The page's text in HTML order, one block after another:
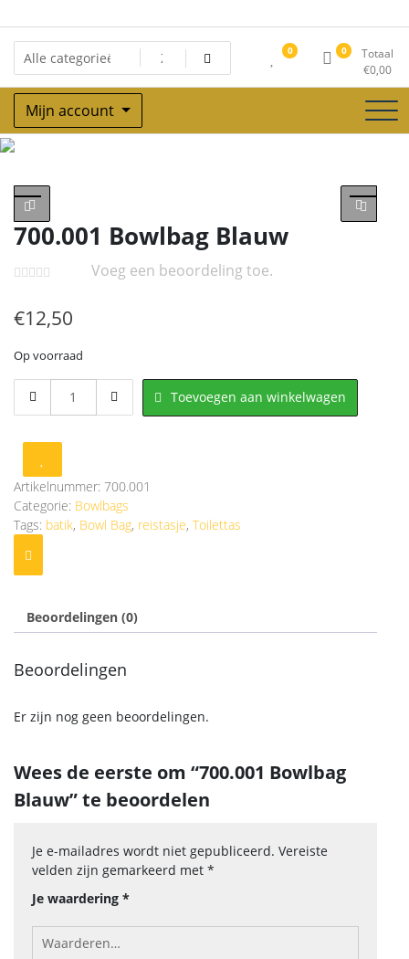
naar
de
inhoud
0 0
Totaal
€0,00
Mijn account
700.001 Bowlbag Blauw
Voeg een beoordeling toe.
€12,50
Op voorraad
Bowlbag
aantal
Toevoegen aan winkelwagen
Artikelnummer: 700.001
Categorie: Bowlbags
Tags: batik, Bowl Bag, reistasje, Toilettas
Beoordelingen (0)
Beoordelingen
Er zijn nog geen beoordelingen.
Wees de eerste om “700.001 Bowlbag
Blauw” te beoordelen
Je e-mailadres wordt niet gepubliceerd. Vereiste
velden zijn gemarkeerd met *
Je waardering *